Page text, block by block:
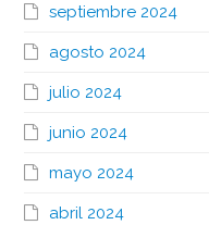
septiembre 2024
agosto 2024
julio 2024
junio 2024
mayo 2024
abril 2024